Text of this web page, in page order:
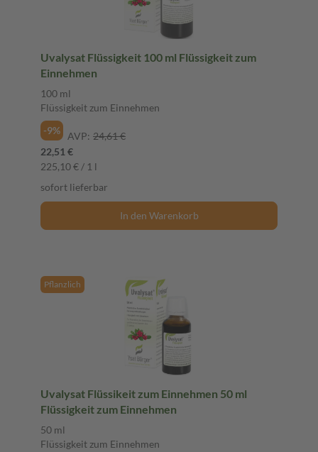
Uvalysat Flüssigkeit 100 ml Flüssigkeit zum
Einnehmen
100 ml
Flüssigkeit zum Einnehmen
-9%
AVP: 24,61 €
22,51 €
225,10 € / 1 l
sofort lieferbar
In den Warenkorb
Pflanzlich
Uvalysat Flüssikeit zum Einnehmen 50 ml
Flüssigkeit zum Einnehmen
50 ml
Flüssigkeit zum Einnehmen